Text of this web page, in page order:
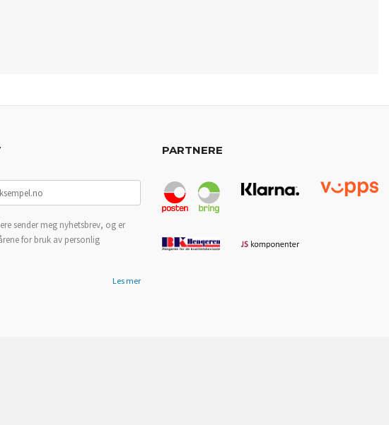
sender meg nyhetsbrev, og er
for bruk av personlig
Les mer
PARTNERE